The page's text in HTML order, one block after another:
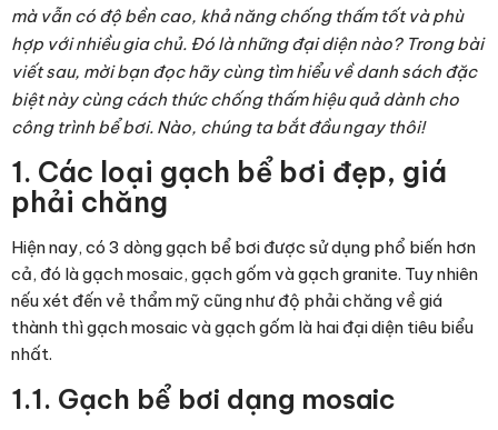
mà vẫn có độ bền cao, khả năng chống thấm tốt và phù
hợp với nhiều gia chủ. Đó là những đại diện nào? Trong bài
viết sau, mời bạn đọc hãy cùng tìm hiểu về danh sách đặc
biệt này cùng cách thức chống thấm hiệu quả dành cho
công trình bể bơi. Nào, chúng ta bắt đầu ngay thôi!
1. Các loại gạch bể bơi đẹp, giá
phải chăng
Hiện nay, có 3 dòng gạch bể bơi được sử dụng phổ biến hơn
cả, đó là gạch mosaic, gạch gốm và gạch granite. Tuy nhiên
nếu xét đến vẻ thẩm mỹ cũng như độ phải chăng về giá
thành thì gạch mosaic và gạch gốm là hai đại diện tiêu biểu
nhất.
1.1. Gạch bể bơi dạng mosaic